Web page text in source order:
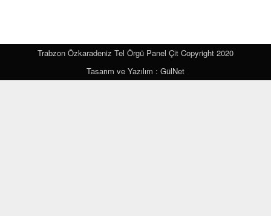
Trabzon Özkaradeniz Tel Örgü Panel Çit Copyright 2020
Tasarım ve Yazılım : GülNet